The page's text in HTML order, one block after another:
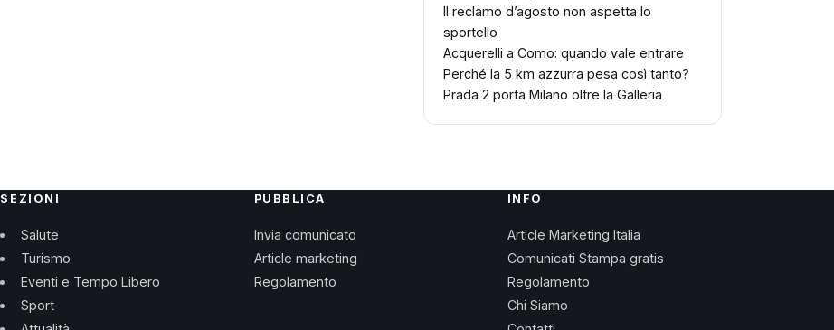
Il reclamo d’agosto non aspetta lo
sportello
Acquerelli a Como: quando vale entrare
Perché la 5 km azzurra pesa così tanto?
Prada 2 porta Milano oltre la Galleria
SEZIONI
Salute
Turismo
Eventi e Tempo Libero
Sport
PUBBLICA
Invia comunicato
Article marketing
Regolamento
INFO
Article Marketing Italia
Comunicati Stampa gratis
Regolamento
Chi Siamo